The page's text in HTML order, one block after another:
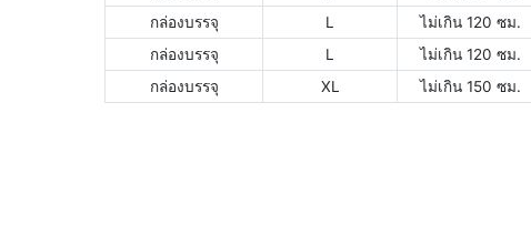
กล่องบรรจุ
L ไม่เกิน 120 ซม.
กล่องบรรจุ
L ไม่เกิน 120 ซม.
กล่องบรรจุ
XL ไม่เกิน 150 ซม.